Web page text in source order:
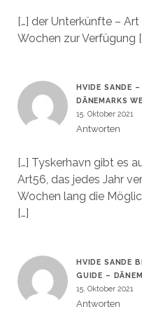
[…] der Unterkünfte –
Wochen zur Verfügung
HVIDE SANDE
DÄNEMARKS
15. Oktober 2021
Antworten
[…] Tyskerhavn gibt es
Art56, das jedes Jahr
Wochen lang die
[…]
HVIDE SANDE
GUIDE –
15. Oktober 2021
Antworten